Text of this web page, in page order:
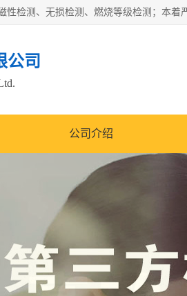
公司
公司介绍